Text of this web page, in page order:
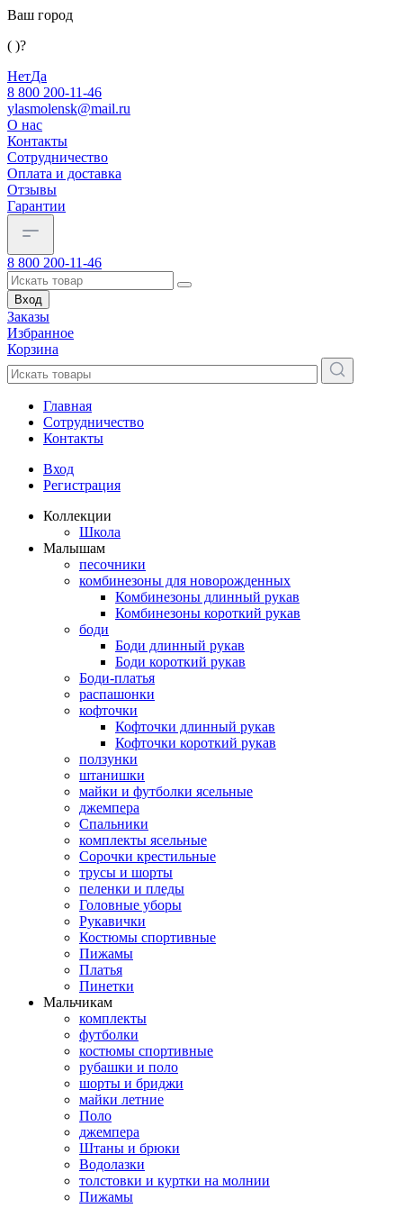
Ваш город
( )?
НетДа
8 800 200-11-46
ylasmolensk@mail.ru
О нас
Контакты
Сотрудничество
Оплата и доставка
Отзывы
Гарантии
8 800 200-11-46
Вход
Заказы
Избранное
Корзина
Главная
Сотрудничество
Контакты
Вход
Регистрация
Коллекции
Школа
Малышам
песочники
комбинезоны для новорожденных
Комбинезоны длинный рукав
Комбинезоны короткий рукав
боди
Боди длинный рукав
Боди короткий рукав
Боди-платья
распашонки
кофточки
Кофточки длинный рукав
Кофточки короткий рукав
ползунки
штанишки
майки и футболки ясельные
джемпера
Спальники
комплекты ясельные
Сорочки крестильные
трусы и шорты
пеленки и пледы
Головные уборы
Рукавички
Костюмы спортивные
Пижамы
Платья
Пинетки
Мальчикам
комплекты
футболки
костюмы спортивные
рубашки и поло
шорты и бриджи
майки летние
Поло
джемпера
Штаны и брюки
Водолазки
толстовки и куртки на молнии
Пижамы